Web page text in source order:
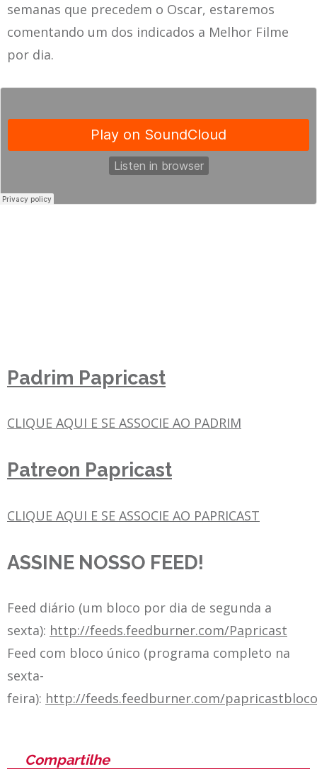
semanas que precedem o Oscar, estaremos
comentando um dos indicados a Melhor Filme
por dia.
Padrim Papricast
CLIQUE AQUI E SE ASSOCIE AO PADRIM
Patreon Papricast
CLIQUE AQUI E SE ASSOCIE AO PAPRICAST
ASSINE NOSSO FEED!
Feed diário (um bloco por dia de segunda a
sexta): http://feeds.feedburner.com/Papricast
Feed com bloco único (programa completo na
sexta-
feira): http://feeds.feedburner.com/
Compartilhe